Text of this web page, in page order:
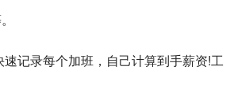
记录每个加班，自己计算到手薪资!工